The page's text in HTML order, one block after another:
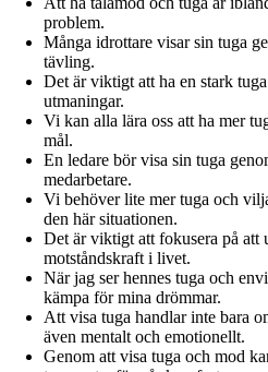
problem.
Många idrottare visar sin tuga
tävling.
Det är viktigt att ha en stark
utmaningar.
Vi kan alla lära oss att ha mer
mål.
En ledare bör visa sin tuga
medarbetare.
Vi behöver lite mer tuga och
den här situationen.
Det är viktigt att fokusera på att
motståndskraft i livet.
När jag ser hennes tuga och
kämpa för mina drömmar.
Att visa tuga handlar inte bara
även mentalt och emotionellt.
Genom att visa tuga och mod